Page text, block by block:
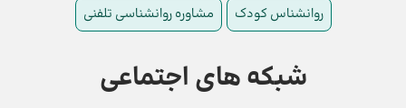
روانشناس کودک مشاوره روانشناسی تلفنی
شبکه های اجتماعی